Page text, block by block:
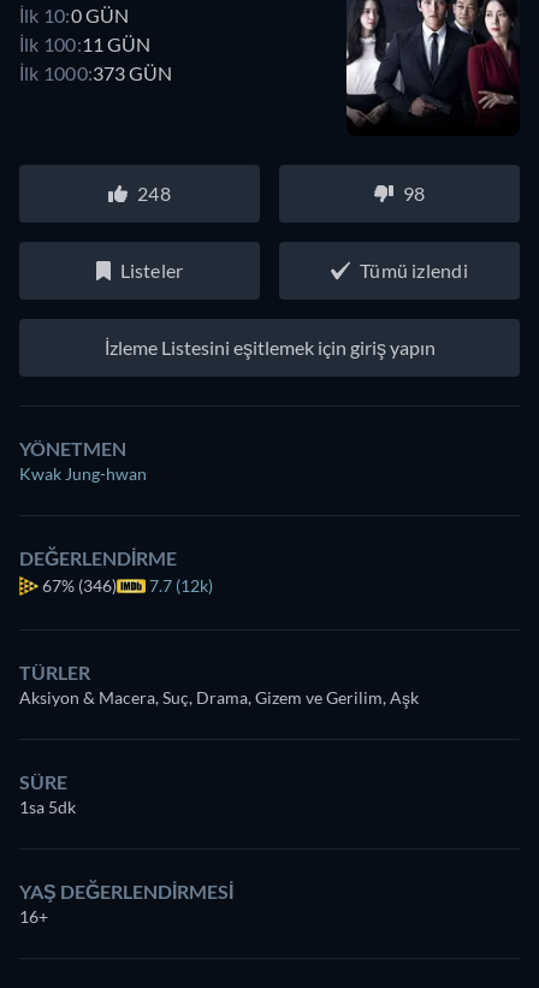
İlk 10:0 GÜN
İlk 100:11 GÜN
İlk 1000:373 GÜN
248 98
Listeler Tümü izlendi
İzleme Listesini eşitlemek için giriş yapın
YÖNETMEN
Kwak Jung-hwan
DEĞERLENDIRME
67% (346) 7.7 (12k)
TÜRLER
Aksiyon & Macera, Suç, Drama, Gizem ve Gerilim, Aşk
SÜRE
1sa 5dk
YAŞ DEĞERLENDIRMESI
16+